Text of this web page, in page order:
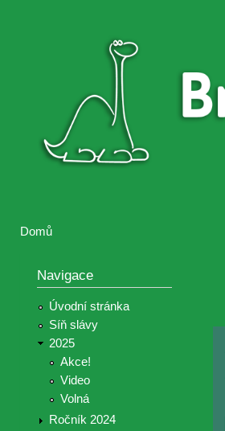
Brontosaurus
Brontosaurus
Domů
Navigace
Úvodní stránka
Síň slávy
2025
Akce!
Video
Volná
Ročník 2024